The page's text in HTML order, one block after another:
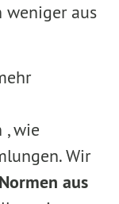
weniger aus
, wie
Wir
aus